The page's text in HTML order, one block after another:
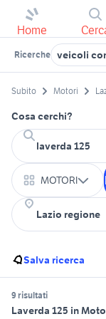
Home
Ricerche veicoli
Subito Motori
Cosa cerchi?
MOTORI
Salva ricerca
9 risultati
Laverda 125 in